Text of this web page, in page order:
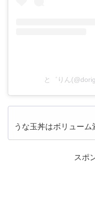
と゛りん
うな玉丼はボリューム
スポ